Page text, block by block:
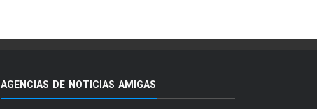
AGENCIAS DE NOTICIAS AMIGAS